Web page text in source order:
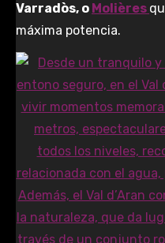
Varradòs, o Molières
máxima potencia.